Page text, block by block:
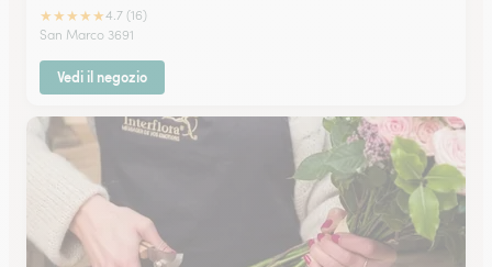
★★★★★4.7 (16)
San Marco 3691
Vedi il negozio